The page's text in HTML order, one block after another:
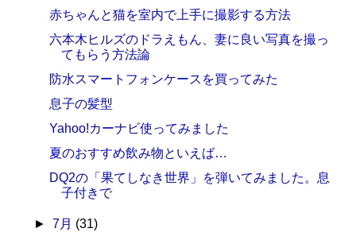
赤ちゃんと猫を室内で上手に撮影する方法
六本木ヒルズのドラえもん、妻に良い写真を撮っ
てもらう方法論
防水スマートフォンケースを買ってみた
息子の髪型
Yahoo!カーナビ使ってみました
夏のおすすめ飲み物といえば…
DQ2の「果てしなき世界」を弾いてみました。息
子付きで
► 7月 (31)